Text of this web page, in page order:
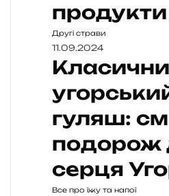
продукти
Другі страви
11.09.2024
гуляш:
подорож
серця
Все про їжу та напої